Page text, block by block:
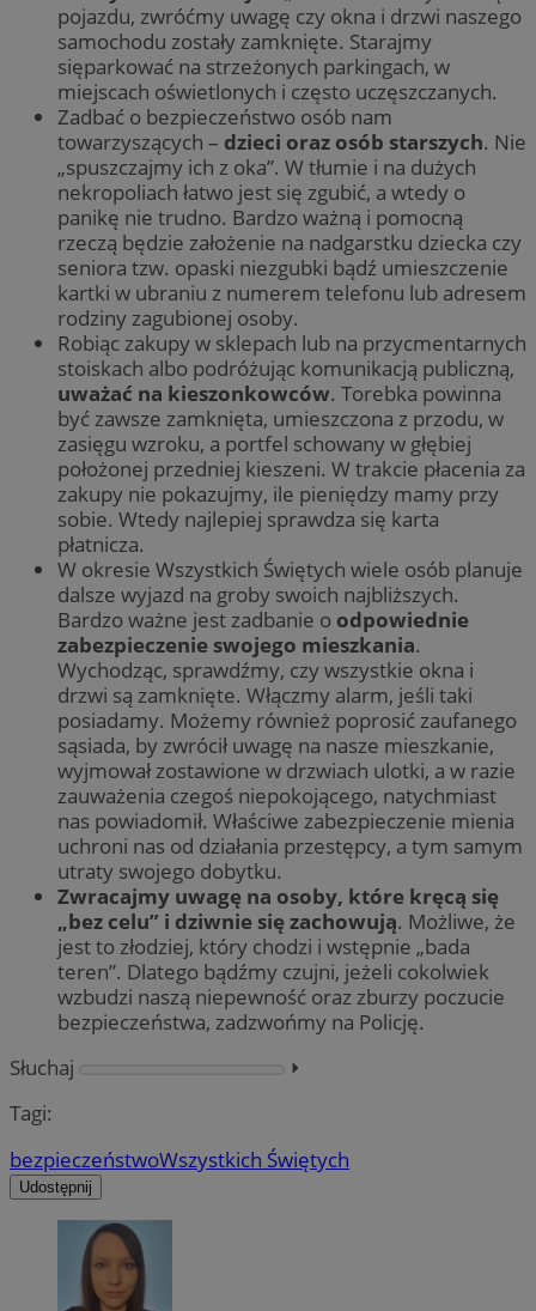
pojazdu, zwróćmy uwagę czy okna i drzwi naszego
samochodu zostały zamknięte. Starajmy
sięparkować na strzeżonych parkingach, w
miejscach oświetlonych i często uczęszczanych.
Zadbać o bezpieczeństwo osób nam
towarzyszących – dzieci oraz osób starszych. Nie
„spuszczajmy ich z oka”. W tłumie i na dużych
nekropoliach łatwo jest się zgubić, a wtedy o
panikę nie trudno. Bardzo ważną i pomocną
rzeczą będzie założenie na nadgarstku dziecka czy
seniora tzw. opaski niezgubki bądź umieszczenie
kartki w ubraniu z numerem telefonu lub adresem
rodziny zagubionej osoby.
Robiąc zakupy w sklepach lub na przycmentarnych
stoiskach albo podróżując komunikacją publiczną,
uważać na kieszonkowców. Torebka powinna
być zawsze zamknięta, umieszczona z przodu, w
zasięgu wzroku, a portfel schowany w głębiej
położonej przedniej kieszeni. W trakcie płacenia za
zakupy nie pokazujmy, ile pieniędzy mamy przy
sobie. Wtedy najlepiej sprawdza się karta
płatnicza.
W okresie Wszystkich Świętych wiele osób planuje
dalsze wyjazd na groby swoich najbliższych.
Bardzo ważne jest zadbanie o odpowiednie
zabezpieczenie swojego mieszkania.
Wychodząc, sprawdźmy, czy wszystkie okna i
drzwi są zamknięte. Włączmy alarm, jeśli taki
posiadamy. Możemy również poprosić zaufanego
sąsiada, by zwrócił uwagę na nasze mieszkanie,
wyjmował zostawione w drzwiach ulotki, a w razie
zauważenia czegoś niepokojącego, natychmiast
nas powiadomił. Właściwe zabezpieczenie mienia
uchroni nas od działania przestępcy, a tym samym
utraty swojego dobytku.
Zwracajmy uwagę na osoby, które kręcą się
„bez celu” i dziwnie się zachowują. Możliwe, że
jest to złodziej, który chodzi i wstępnie „bada
teren”. Dlatego bądźmy czujni, jeżeli cokolwiek
wzbudzi naszą niepewność oraz zburzy poczucie
bezpieczeństwa, zadzwońmy na Policję.
Słuchaj
⏵︎
Tagi:
bezpieczeństwoWszystkich Świętych
Udostępnij